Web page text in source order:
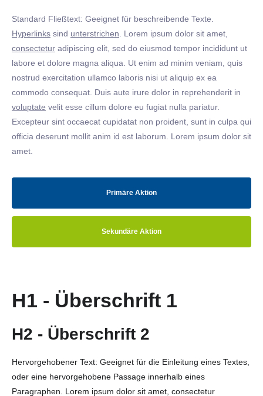
Standard Fließtext: Geeignet für beschreibende Texte.
Hyperlinks sind unterstrichen . Lorem ipsum dolor sit amet,
consectetur adipiscing elit, sed do eiusmod tempor incididunt ut
labore et dolore magna aliqua. Ut enim ad minim veniam, quis
nostrud exercitation ullamco laboris nisi ut aliquip ex ea
commodo consequat. Duis aute irure dolor in reprehenderit in
voluptate velit esse cillum dolore eu fugiat nulla pariatur.
Excepteur sint occaecat cupidatat non proident, sunt in culpa qui
officia deserunt mollit anim id est laborum. Lorem ipsum dolor sit
amet.
Primäre Aktion
Sekundäre Aktion
H1 - Überschrift 1
H2 - Überschrift 2
Hervorgehobener Text: Geeignet für die Einleitung eines Textes,
oder eine hervorgehobene Passage innerhalb eines
Paragraphen. Lorem ipsum dolor sit amet, consectetur